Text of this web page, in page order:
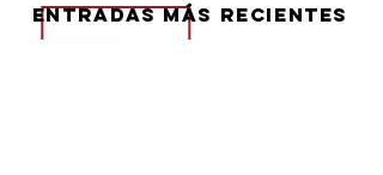
eNTRADAS MÁS RECIENTES